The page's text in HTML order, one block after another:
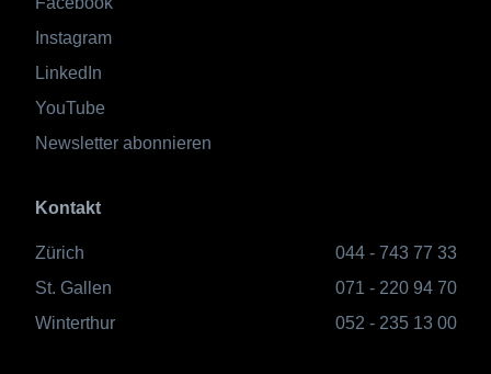
Instagram
LinkedIn
YouTube
Newsletter abonnieren
Kontakt
Zürich
044 - 743 77 33
St. Gallen
071 - 220 94 70
Winterthur
052 - 235 13 00